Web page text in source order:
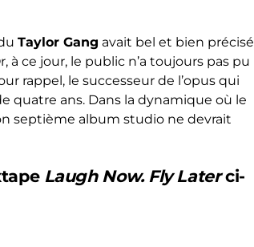
Taylor Gang avait bel et bien précisé
à ce jour, le public n’a toujours pas pu
rappel, le successeur de l’opus qui
quatre ans. Dans la dynamique où le
septième album studio ne devrait
Laugh Now. Fly Laterci-